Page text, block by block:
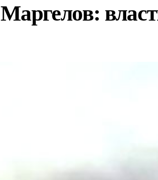
Маргелов: